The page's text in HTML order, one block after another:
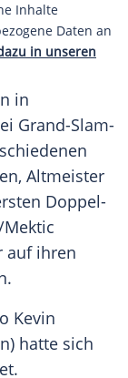
Inhalte
Daten an
in unseren
in
Grand-Slam-
, Altmeister
Doppel-
auf ihren
Kevin
) hatte sich